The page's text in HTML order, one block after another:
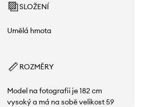
SLOŽENÍ
Umělá hmota
ROZMĚRY
Model na fotografii je 182 cm
vysoký a má na sobě velikost 59